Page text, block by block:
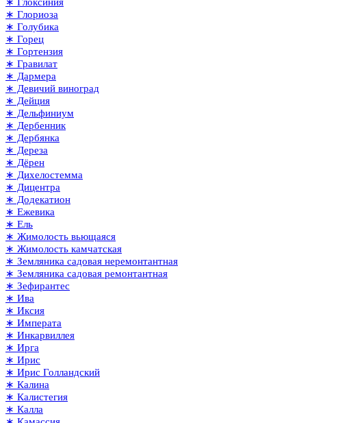
∗ Глориоза
∗ Голубика
∗ Горец
∗ Гортензия
∗ Гравилат
∗ Дармера
∗ Девичий виноград
∗ Дейция
∗ Дельфиниум
∗ Дербенник
∗ Дербянка
∗ Дереза
∗ Дёрен
∗ Дихелостемма
∗ Дицентра
∗ Додекатион
∗ Ежевика
∗ Ель
∗ Жимолость вьющаяся
∗ Жимолость камчатская
∗ Земляника садовая неремонтантная
∗ Земляника садовая ремонтантная
∗ Зефирантес
∗ Ива
∗ Иксия
∗ Императа
∗ Инкарвиллея
∗ Ирга
∗ Ирис
∗ Ирис Голландский
∗ Калина
∗ Калистегия
∗ Калла